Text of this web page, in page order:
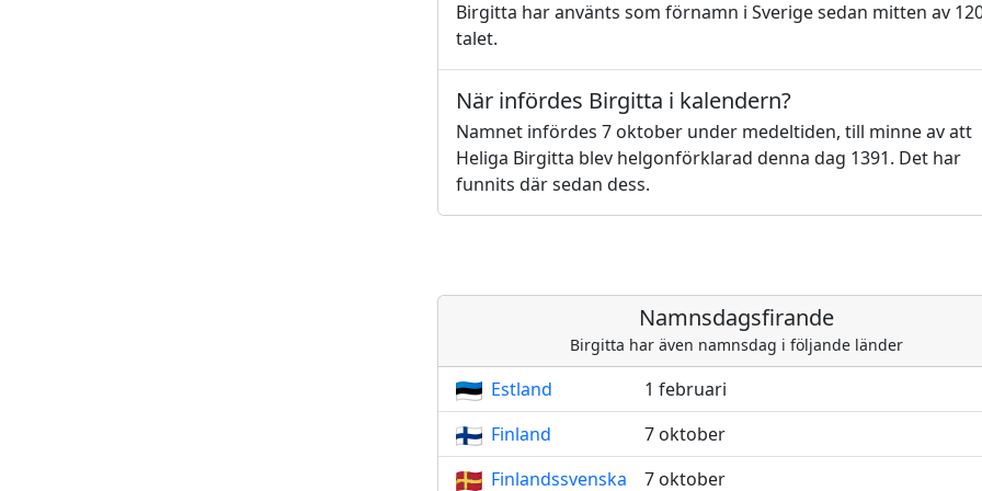
Birgitta har använts som förnamn i Sverige sedan mitten av
talet.
När infördes Birgitta i kalendern?
Namnet infördes 7 oktober under medeltiden, till minne av att
Heliga Birgitta blev helgonförklarad denna dag 1391. Det har
funnits där sedan dess.
Namnsdagsfirande
Birgitta har även namnsdag i följande länder
Estland
1 februari
Finland
7 oktober
Finlandssvenska
7 oktober